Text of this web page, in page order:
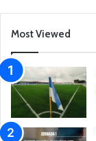
Most Viewed